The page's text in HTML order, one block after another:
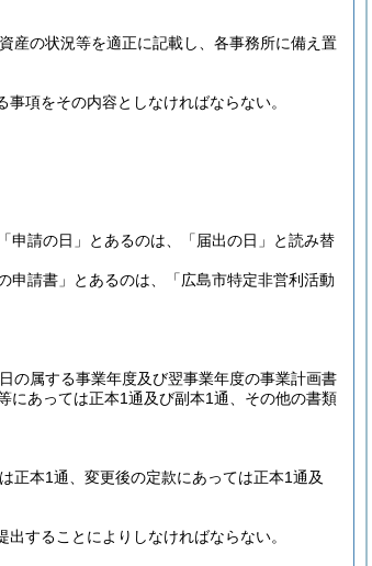
産の状況等を適正に記載し、各事務所に備え置
項をその内容としなければならない。
申請の日」とあるのは、「届出の日」と読み替
申請書」とあるのは、「広島市特定非営利活動
の属する事業年度及び翌事業年度の事業計画書
にあっては正本1通及び副本1通、その他の書類
正本1通、変更後の定款にあっては正本1通及
することによりしなければならない。